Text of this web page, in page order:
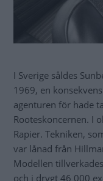
I Sverige såldes
1969, en
agenturen för hade
Rooteskoncernen. I
Rapier. Tekniken,
var lånad från
Modellen
och i drygt 46 000